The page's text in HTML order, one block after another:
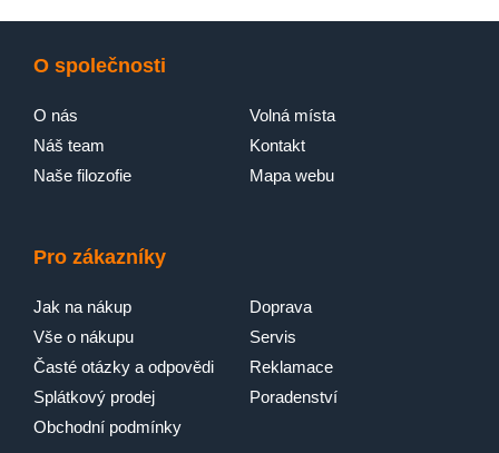
O společnosti
O nás
Náš team
Naše filozofie
Volná místa
Kontakt
Mapa webu
Pro zákazníky
Jak na nákup
Vše o nákupu
Časté otázky a odpovědi
Splátkový prodej
Obchodní podmínky
Doprava
Servis
Reklamace
Poradenství